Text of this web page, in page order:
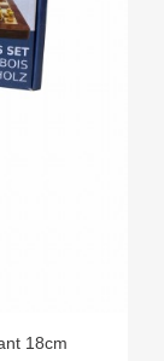
18cm